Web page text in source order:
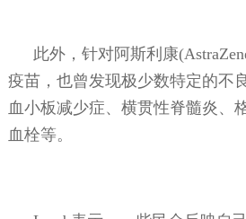
此外，针对阿斯利康
疫苗，也曾发现极少数特定的不
血小板减少症、横贯性脊髓炎、
血栓等。